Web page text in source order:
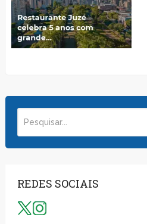
REDES SOCIAIS